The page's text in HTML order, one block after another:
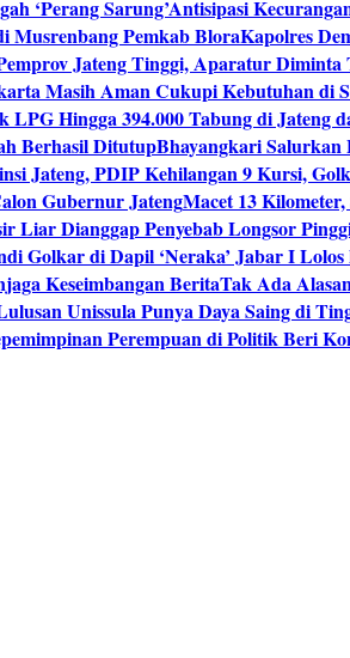
‘Perang Sarung’Antisipasi
Musrenbang Pemkab BloraKapolres
Jateng Tinggi, Aparatur Diminta
Masih Aman Cukupi Kebutuhan di
LPG Hingga 394.000 Tabung di Jateng
Berhasil DitutupBhayangkari
Jateng, PDIP Kehilangan 9 Kursi,
Gubernur JatengMacet 13
Liar Dianggap Penyebab Longsor
Golkar di Dapil ‘Neraka’ Jabar I Lolos
Keseimbangan BeritaTak Ada
Unissula Punya Daya Saing di
Perempuan di Politik Beri